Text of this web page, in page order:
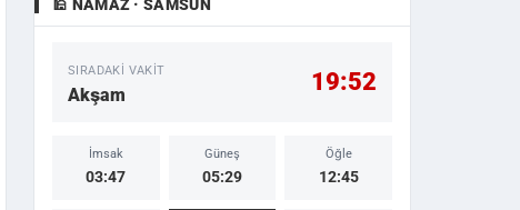
🕌 NAMAZ · SAMSUN
SIRADAKI VAKIT
Akşam 19:52
İmsak
03:47
Güneş
05:29
Öğle
12:45